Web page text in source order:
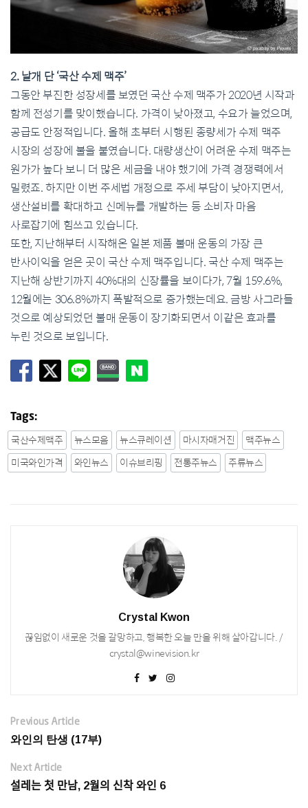
2. 날개 단 ‘국산 수제 맥주’
그동안 부진한 성장세를 보였던 국산 수제 맥주가 2020년 시작과
함께 전성기를 맞이했습니다. 가격이 낮아졌고, 수요가 늘었으며,
공급도 안정적입니다. 올해 초부터 시행된 종량세가 수제 맥주
시장의 성장에 불을 붙였습니다. 대량생산이 어려운 수제 맥주는
원가가 높다 보니 더 많은 세금을 내야 했기에 가격 경쟁력에서
밀렸죠. 하지만 이번 주세법 개정으로 주세 부담이 낮아지면서,
생산설비를 확대하고 신메뉴를 개발하는 등 소비자 마음
사로잡기에 힘쓰고 있습니다.
또한, 지난해부터 시작해온 일본 제품 불매 운동의 가장 큰
반사이익을 얻은 곳이 국산 수제 맥주입니다. 국산 수제 맥주는
지난해 상반기까지 40%대의 신장률을 보이다가, 7월 159.6%,
12월에는 306.8%까지 폭발적으로 증가했는데요. 금방 사그라들
것으로 예상되었던 불매 운동이 장기화되면서 이같은 효과를
누린 것으로 보입니다.
Tags:
국산수제맥주 뉴스모음 뉴스큐레이션 마시자매거진
맥주뉴스
미국와인가격
와인뉴스 이슈브리핑 전통주뉴스 주류뉴스
Crystal Kwon
끊임없이 새로운 것을 갈망하고, 행복한 오늘 만을 위해 살아갑니다. /
crystal@winevision.kr
Previous Article
와인의 탄생 (17부)
Next Article
설레는 첫 만남, 2월의 신착 와인 6